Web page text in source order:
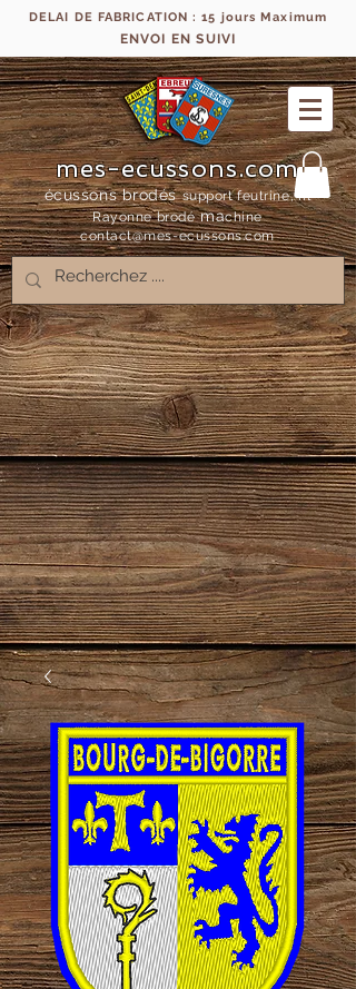
DELAI DE FABRICATION : 15 jours Maximum
ENVOI EN SUIVI
mes-ecussons.com
écussons brodés support feutrine, fil
Rayonne brodémachine
contact@mes-ecussons.com